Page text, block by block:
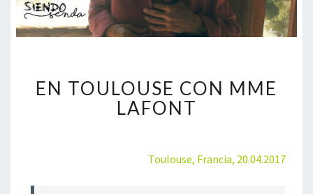
N
T
O
O
EN TOULOUSE CON MME
LAFONT
Toulouse, Francia, 20.04.2017